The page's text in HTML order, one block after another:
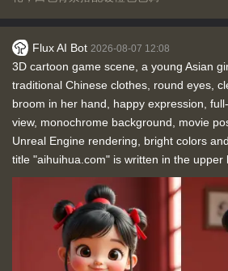
Flux AI Bot 2026-08-07 12:08
3D cartoon game scene, a young Asian
traditional Chinese clothes, round eyes,
broom in her hand, happy expression,
view, monochrome background, movie
Unreal Engine rendering, bright colors
title "aihuihua.com" is written in the